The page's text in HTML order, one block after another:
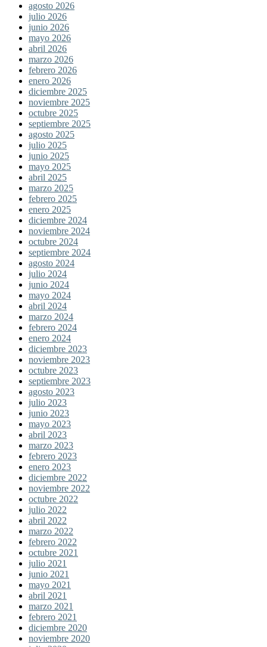
agosto 2026
julio 2026
junio 2026
mayo 2026
abril 2026
marzo 2026
febrero 2026
enero 2026
diciembre 2025
noviembre 2025
octubre 2025
septiembre 2025
agosto 2025
julio 2025
junio 2025
mayo 2025
abril 2025
marzo 2025
febrero 2025
enero 2025
diciembre 2024
noviembre 2024
octubre 2024
septiembre 2024
agosto 2024
julio 2024
junio 2024
mayo 2024
abril 2024
marzo 2024
febrero 2024
enero 2024
diciembre 2023
noviembre 2023
octubre 2023
septiembre 2023
agosto 2023
julio 2023
junio 2023
mayo 2023
abril 2023
marzo 2023
febrero 2023
enero 2023
diciembre 2022
noviembre 2022
octubre 2022
julio 2022
abril 2022
marzo 2022
febrero 2022
octubre 2021
julio 2021
junio 2021
mayo 2021
abril 2021
marzo 2021
febrero 2021
diciembre 2020
noviembre 2020